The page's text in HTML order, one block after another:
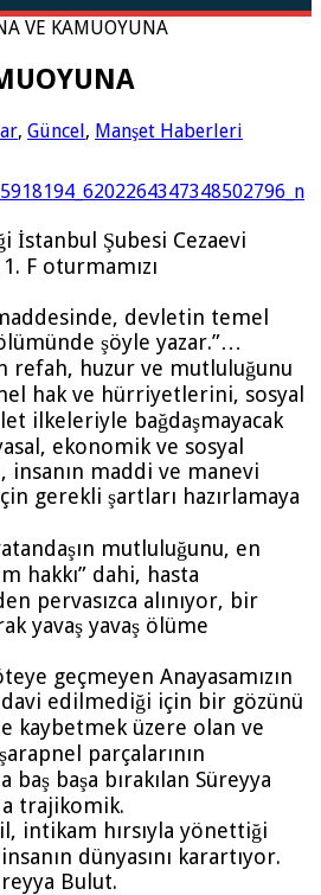
VE KAMUOYUNA
, Güncel, Manşet Haberleri
İstanbul Şubesi Cezaevi
F oturmamızı
devletin temel
şöyle yazar.”…
refah, huzur ve mutluluğunu
hak ve hürriyetlerini, sosyal
ilkeleriyle bağdaşmayacak
ekonomik ve sosyal
insanın maddi ve manevi
gerekli şartları hazırlamaya
mutluluğunu, en
hakkı” dahi, hasta
pervasızca alınıyor, bir
yavaş yavaş ölüme
geçmeyen Anayasamızın
edilmediği için bir gözünü
kaybetmek üzere olan ve
parçalarının
baş başa bırakılan Süreyya
trajikomik.
intikam hırsıyla yönettiği
dünyasını karartıyor.
Bulut.